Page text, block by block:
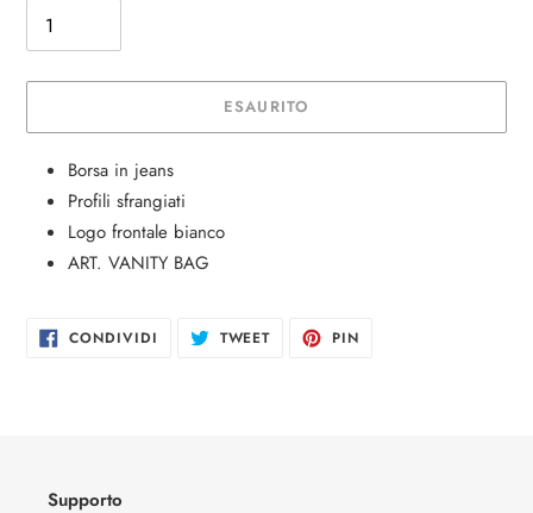
ESAURITO
Inserimento
carrello
Borsa in jeans
Profili sfrangiati
Logo frontale bianco
ART. VANITY BAG
CONDIVIDI CONDIVIDITWEETTWITTA PIN
Supporto